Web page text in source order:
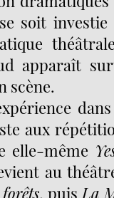
soit
apparaît
scène.
aux
elle-même
au
, puis La